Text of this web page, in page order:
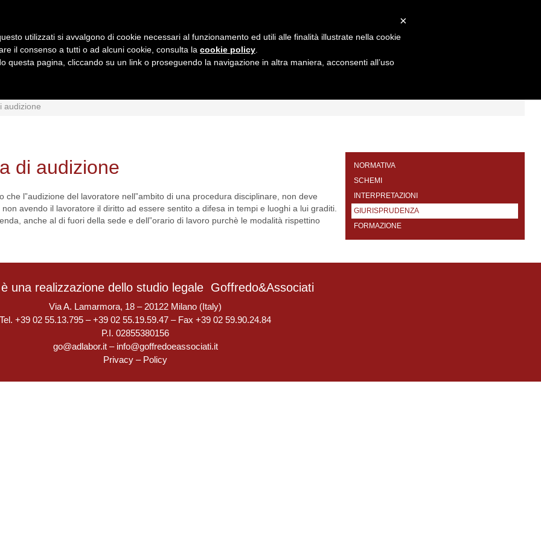
audizione
di audizione
l”audizione del lavoratore nell”ambito di una procedura disciplinare, non deve
avendo il lavoratore il diritto ad essere sentito a difesa in tempi e luoghi a lui graditi.
anche al di fuori della sede e dell”orario di lavoro purchè le modalità rispettino
NORMATIVA
SCHEMI
INTERPRETAZIONI
GIURISPRUDENZA
FORMAZIONE
una realizzazione dello studio legale Goffredo&Associati
Via A. Lamarmora, 18 – 20122 Milano (Italy)
Tel. +39 02 55.13.795 – +39 02 55.19.59.47 – Fax +39 02 59.90.24.84
P.I. 02855380156
go@adlabor.it– info@goffredoeassociati.it
Privacy – Policy
×
utilizzati si avvalgono di cookie necessari al funzionamento ed utili alle finalità illustrate nella cookie
il consenso a tutti o ad alcuni cookie, consulta la cookie policy
questa pagina, cliccando su un link o proseguendo la navigazione in altra maniera, acconsenti all’uso